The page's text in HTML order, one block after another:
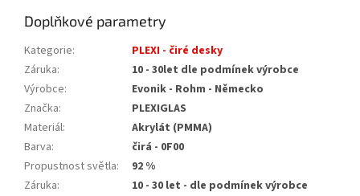
Doplňkové parametry
Kategorie:
PLEXI - čiré desky
Záruka:
10 - 30let dle podmínek výrobce
Výrobce:
Evonik - Rohm - Německo
Značka:
PLEXIGLAS
Materiál:
Akrylát (PMMA)
Barva:
čirá - 0F00
Propustnost světla:
92 %
Záruka:
10 - 30 let - dle podmínek výrobce